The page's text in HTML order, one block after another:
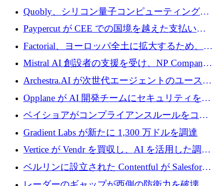
Xavier Niel が支援する共同 AI 受信箱を立ち上
げる
Quobly、シリコン量子コンピューティングの
商用化のためにシリーズ A で 1 億 1,500 万ユ
ーロを調達
Paypercut が CEE での国境を越えた支払いを
拡大するために 500 万ユーロを確保
Factorial、ヨーロッパ全土に拡大するため、25
億ドルの評価額で1億5,000万ドルのシリーズD
Mistral AI 創設者の支援を受け、NP Company
がエンジニアリング向け AI を推進するために
600 万ユーロのプレシードを確保
Archestra.AI が次世代エージェントのユースケ
ースを実現するために 1,000 万ドルを調達
Opplane が AI 開発チームにセキュリティをも
たらすために 450 万ユーロを調達
ベイショアがコンプライアンスルールをコー
ド化するために800万ドルを調達
Gradient Labs が新たに 1,300 万ドルを調達
Vertice が Vendr を買収し、AI を活用した調達
インテリジェンス プラットフォームを構築
ベルリンに設立された Contentful が Salesforce
に買収される